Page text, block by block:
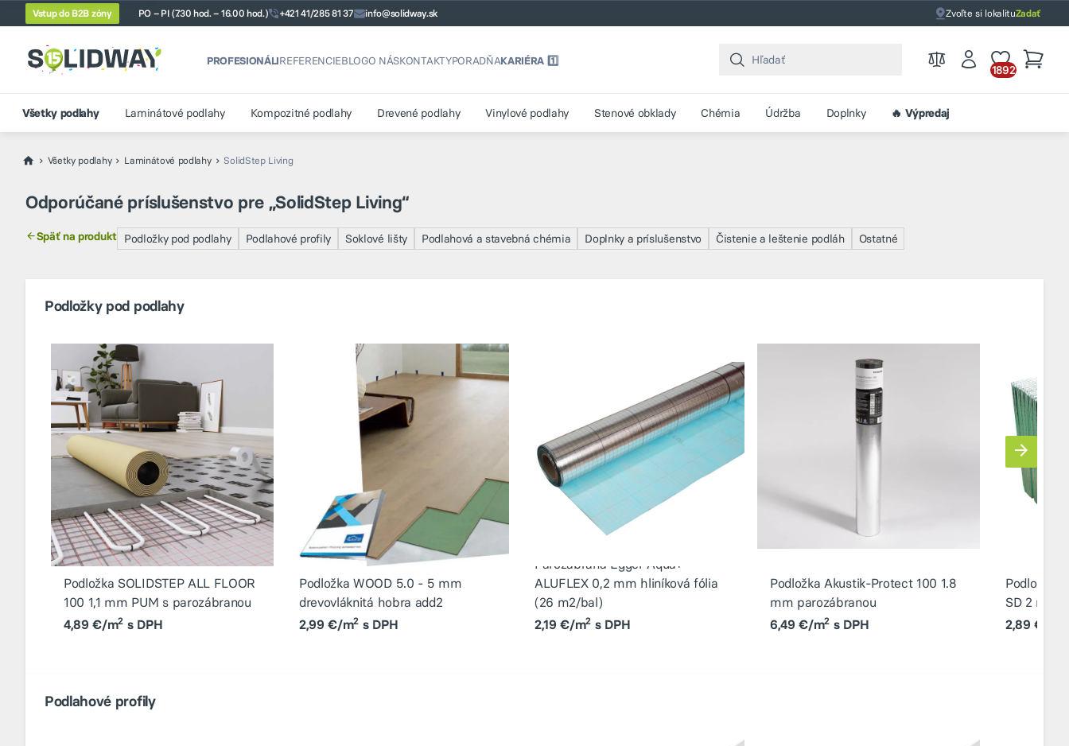
Vstup do B2B zóny PO – PI (7.30 hod. – 16.00 hod.) +421 41/285 81 37 info@solidway.sk Zvoľte si lokalituZadať
PROFESIONÁLIREFERENCIEBLOGO NÁSKONTAKTYPORADŇAKARIÉRA 1️⃣
1892
Všetky podlahy Laminátové podlahy Kompozitné podlahy Drevené podlahy Vinylové podlahy Stenové obklady Chémia Údržba Doplnky 🔥 Výpredaj
Všetky podlahy Laminátové podlahy SolidStep Living
Odporúčané príslušenstvo pre „SolidStep Living“
Späť na produkt Podložky pod podlahy Podlahové profily Soklové lišty Podlahová a stavebná chémia Doplnky a príslušenstvo Čistenie a leštenie podláh Ostatné
Podložky pod podlahy
Podložka SOLIDSTEP ALL FLOOR
100 1,1 mm PUM s parozábranou
4,89 €/m2 s DPH
Podložka WOOD 5.0 - 5 mm
drevovláknitá hobra add2
2,99 €/m2 s DPH
Parozábrana Egger Aqua+
ALUFLEX 0,2 mm hliníková fólia
(26 m2/bal)
2,19 €/m2 s DPH
Podložka Akustik-Protect 100 1.8
mm parozábranou
6,49 €/m2 s DPH
Podložka
SD 2 mm
2,89 €/m
Podlahové profily